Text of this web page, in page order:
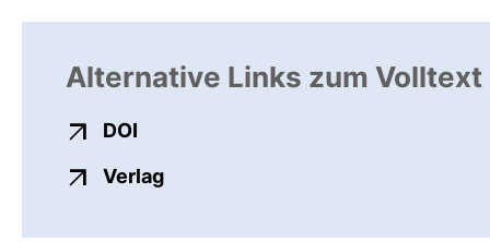
Alternative Links zum Volltext
DOI
Verlagexterner Link, öffnet neues